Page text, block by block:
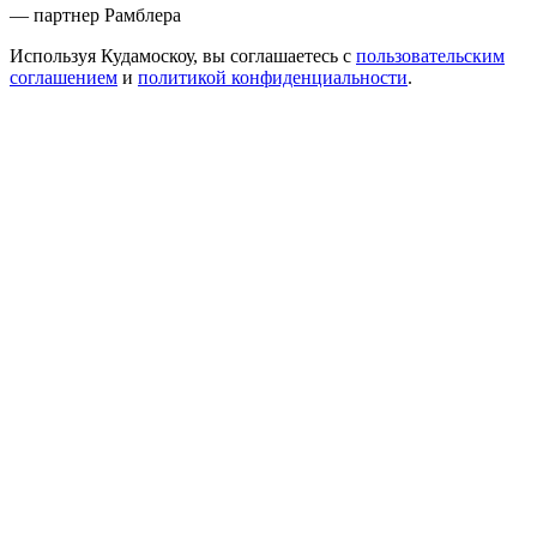
— партнер Рамблера
Используя Кудамоскоу, вы соглашаетесь с пользовательским
соглашением и политикой конфиденциальности.